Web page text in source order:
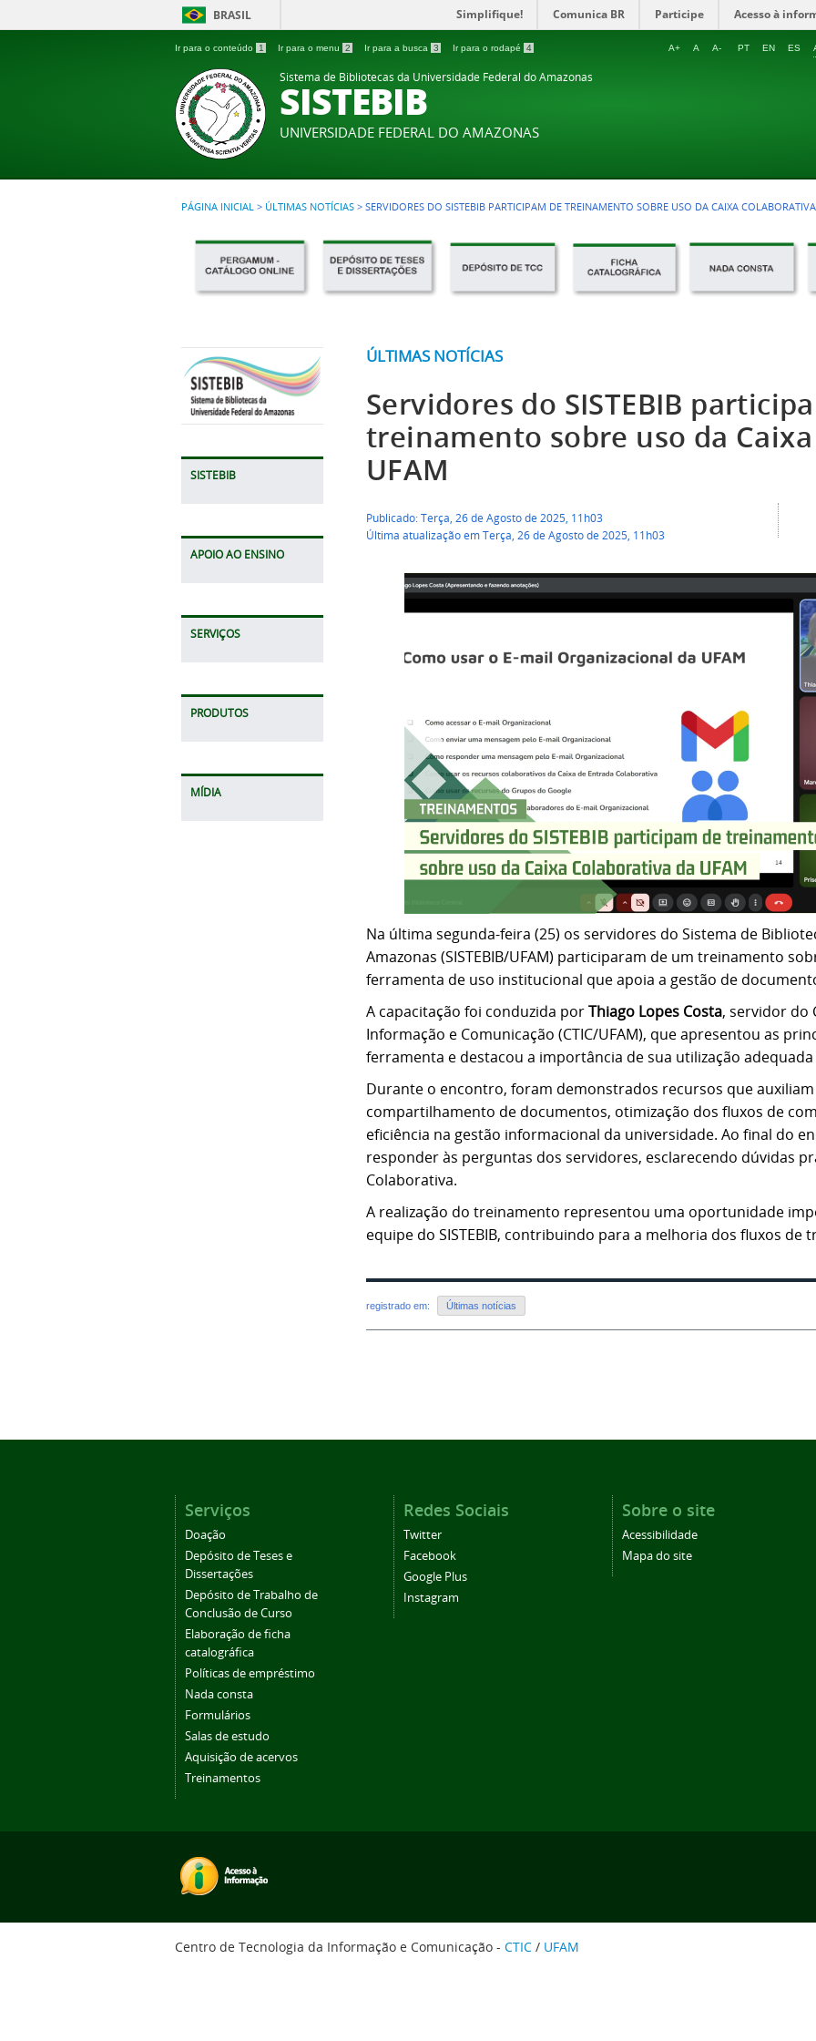
BRASIL Simplifique! Comunica BR Participe Acesso à
Ir para o conteúdo 1 Ir para o menu 2 Ir para a busca 3 Ir para o rodapé 4 A+ A A- PT EN ES
Sistema de Bibliotecas da Universidade Federal do Amazonas
SISTEBIB
UNIVERSIDADE FEDERAL DO AMAZONAS
PÁGINA INICIAL > ÚLTIMAS NOTÍCIAS > SERVIDORES DO SISTEBIB PARTICIPAM DE TREINAMENTO SOBRE USO DA CAIXA
SISTEBIB
APOIO AO ENSINO
SERVIÇOS
PRODUTOS
MÍDIA
ÚLTIMAS NOTÍCIAS
Servidores do SISTEBIB
treinamento sobre uso da
UFAM
Publicado: Terça, 26 de Agosto de 2025, 11h03
Última atualização em Terça, 26 de Agosto de 2025, 11h03
Na última segunda-feira (25) os servidores do Sistema de
Amazonas (SISTEBIB/UFAM) participaram de um treinamento
ferramenta de uso institucional que apoia a gestão de
A capacitação foi conduzida porThiago Lopes Costa, servidor do
Informação e Comunicação (CTIC/UFAM), que apresentou as
ferramenta e destacou a importância de sua utilização
Durante o encontro, foram demonstrados recursos que
compartilhamento de documentos, otimização dos fluxos de
eficiência na gestão informacional da universidade. Ao final do
responder às perguntas dos servidores, esclarecendo dúvidas
Colaborativa.
A realização do treinamento representou uma oportunidade
equipe do SISTEBIB, contribuindo para a melhoria dos fluxos de
registrado em: Últimas notícias
Serviços
Doação
Depósito de Teses e
Dissertações
Depósito de Trabalho de
Conclusão de Curso
Elaboração de ficha
catalográfica
Políticas de empréstimo
Nada consta
Formulários
Salas de estudo
Aquisição de acervos
Treinamentos
Redes Sociais
Twitter
Facebook
Google Plus
Instagram
Sobre o site
Acessibilidade
Mapa do site
Centro de Tecnologia da Informação e Comunicação - CTIC / UFAM